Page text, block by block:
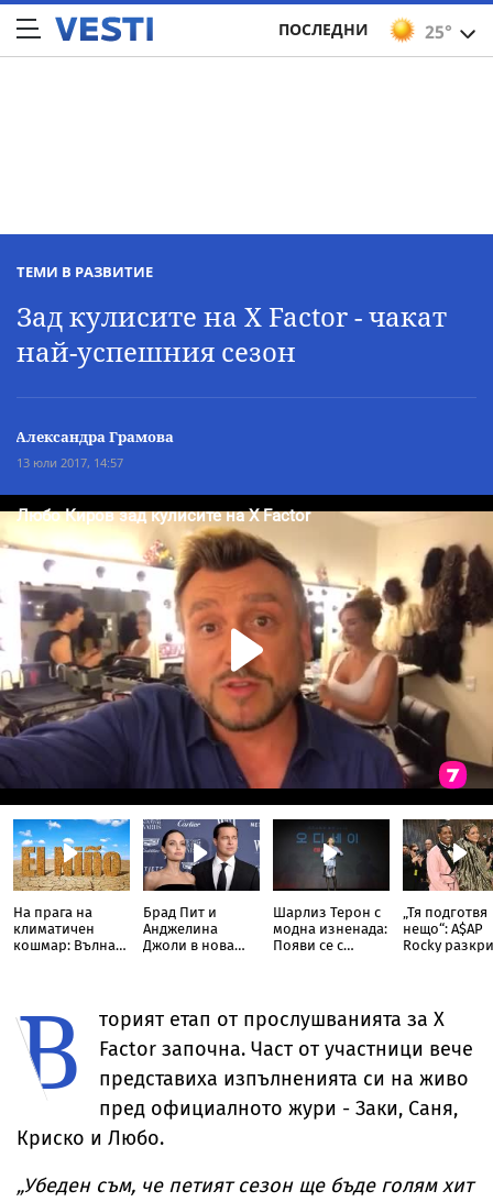
25°
ПОСЛЕДНИ
ТЕМИ В РАЗВИТИЕ
Зад кулисите на X Factor - чакат
най-успешния сезон
Александра Грамова
13 юли 2017, 14:57
На прага на
климатичен
кошмар: Вълна
нива
Брад Пит и
Анджелина
Джоли в нова
Шарлиз Терон с
модна изненада:
Появи се с
„Тя подготвя
нещо“: A$AP
Rocky
В
торият етап от прослушванията за X
Factor започна. Част от участници вече
представиха изпълненията си на живо
пред официалното жури - Заки, Саня,
Криско и Любо.
„Убеден съм, че петият сезон ще бъде голям хит